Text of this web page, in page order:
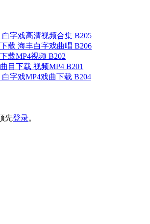
字戏高清视频合集 B205
载 海丰白字戏曲唱 B206
载MP4视频 B202
目下载 视频MP4 B201
字戏MP4戏曲下载 B204
先登录。